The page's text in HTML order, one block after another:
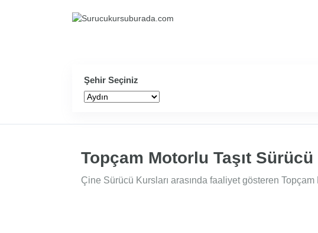
Şehir Seçiniz
Topçam Motorlu Taşıt
Çine Sürücü Kursları arasında faaliyet gösteren